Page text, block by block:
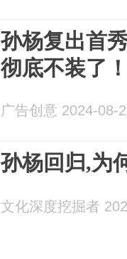
孙杨复出首
彻底不装了
广告创意 2024-08-
孙杨回归,为
文化深度挖掘者